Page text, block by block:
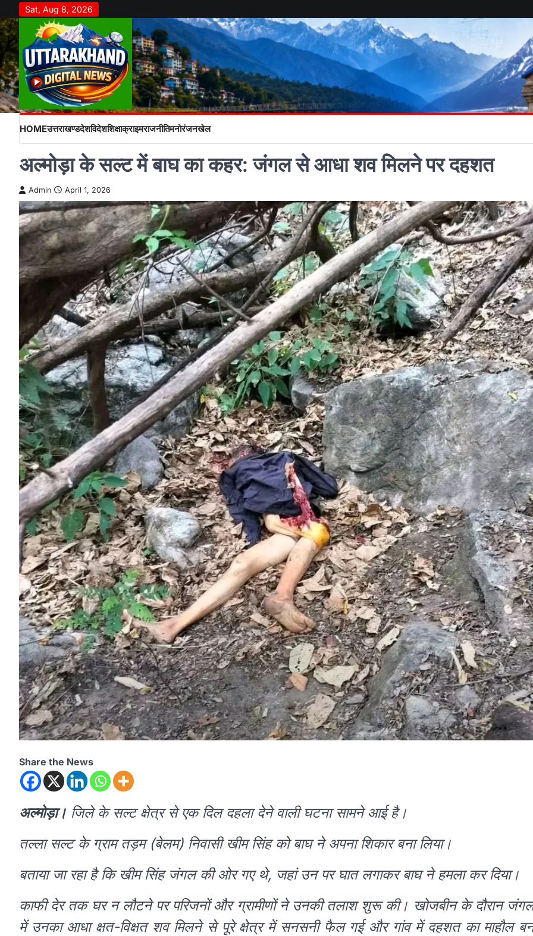
to
content
Sat, Aug 8, 2026
HOMEउत्तराखण्डदेशविदेशशिक्षाक्राइमराजनीतिमनोरंजनखेल
अल्मोड़ा के सल्ट में बाघ का कहर: जंगल से आधा शव मिलने पर दहशत
Admin April 1, 2026
Share the News
अल्मोड़ा। जिले के सल्ट क्षेत्र से एक दिल दहला देने वाली घटना सामने आई है।
तल्ला सल्ट के ग्राम तड़म (बेलम) निवासी खीम सिंह को बाघ ने अपना शिकार बना लिया।
बताया जा रहा है कि खीम सिंह जंगल की ओर गए थे, जहां उन पर घात लगाकर बाघ ने हमला कर दिया।
काफी देर तक घर न लौटने पर परिजनों और ग्रामीणों ने उनकी तलाश शुरू की। खोजबीन के दौरान
में उनका आधा क्षत-विक्षत शव मिलने से पूरे क्षेत्र में सनसनी फैल गई और गांव में दहशत का माहौल